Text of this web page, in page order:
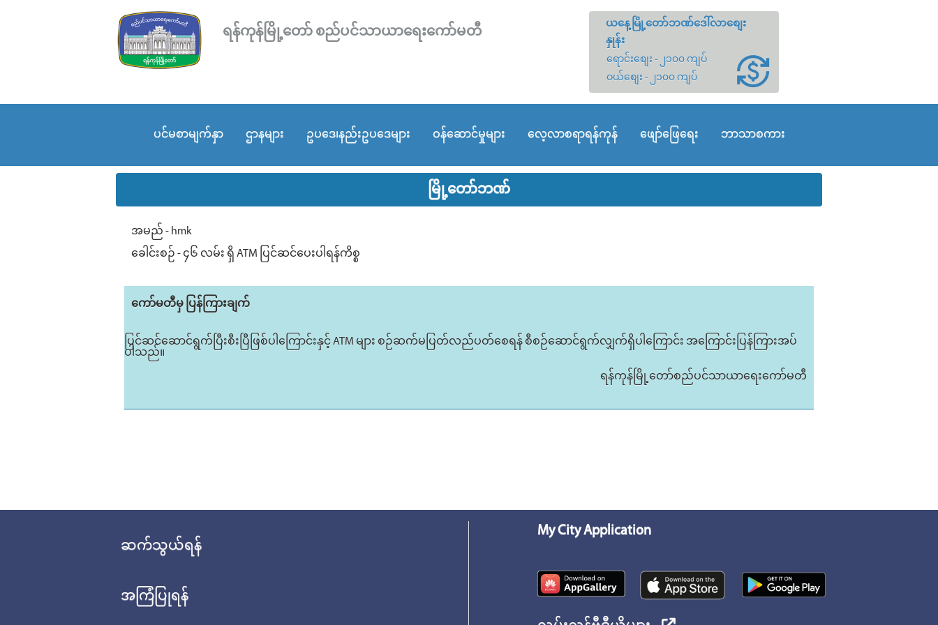
ရန်ကုန်မြို့တော် စည်ပင်သာယာရေးကော်မတီ
ယနေ့မြို့တော်ဘဏ်ဒေါ်လာစျေး
နှုန်း
ရောင်းစျေး - ၂၁၀၀ ကျပ်
ဝယ်စျေး - ၂၁၀၀ ကျပ်
ပင်မစာမျက်နှာ ဌာနများ ဥပဒေ၊နည်းဥပဒေများ ဝန်ဆောင်မှုများ လေ့လာစရာရန်ကုန် ဖျော်ဖြေရေး ဘာသာစကား
မြို့တော်ဘဏ်
အမည် - hmk
ခေါင်းစဉ် - ၄၆ လမ်း ရှိ ATM ပြင်ဆင်ပေးပါရန်ကိစ္စ
ကော်မတီမှ ပြန်ကြားချက်
ပြင်ဆင်ဆောင်ရွက်ပြီးစီးပြီဖြစ်ပါကြောင်းနှင့် ATM များ စဉ်ဆက်မပြတ်လည်ပတ်စေရန် စီစဉ်ဆောင်ရွက်လျှက်ရှိပါကြောင်း အကြောင်းပြန်ကြားအပ်
ပါသည်။
ရန်ကုန်မြို့တော်စည်ပင်သာယာရေးကော်မတီ
ဆက်သွယ်ရန်
အကြံပြုရန်
My City Application